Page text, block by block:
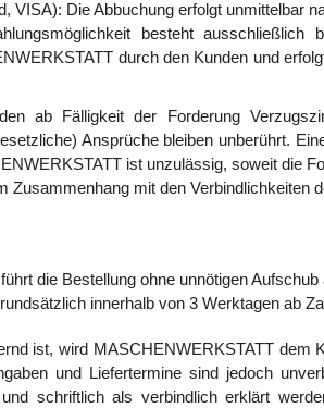
VISA): Die Abbuchung erfolgt unmittelbar
besteht
durch den Kunden und
ab Fälligkeit der Forderung
Ansprüche bleiben unberührt.
ist unzulässig, soweit die
Zusammenhang mit den Verbindlichkeiten
die Bestellung ohne unnötigen
innerhalb von 3 Werktagen ab
ist, wird MASCHENWERKSTATT dem
und Liefertermine sind jedoch
schriftlich als verbindlich erklärt